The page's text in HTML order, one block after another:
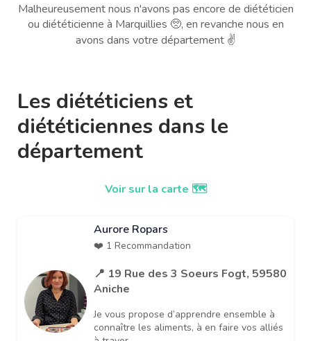
Malheureusement nous n'avons pas encore de diététicien
ou diététicienne à Marquillies 🥺, en revanche nous en
avons dans votre département ✌️
Les diététiciens et
diététiciennes dans le
département
Voir sur la carte 🗺️
Aurore Ropars
❤️ 1 Recommandation
📍 19 Rue des 3 Soeurs Fogt, 59580
Aniche
Je vous propose d’apprendre ensemble à
connaître les aliments, à en faire vos alliés